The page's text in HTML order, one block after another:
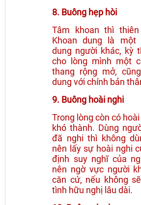
8. Buông hẹp hòi
Tâm khoan thì
Khoan dung là một
dung người khác, kỳ
cho lòng mình một
thang rộng mở,
dung với chính bản
9. Buông hoài nghi
Trong lòng còn có
khó thành. Dùng
đã nghi thì không
nên lấy sự hoài nghi
định suy nghĩ của
nên ngờ vực người
căn cứ, nếu không
tình hữu nghị lâu dài.